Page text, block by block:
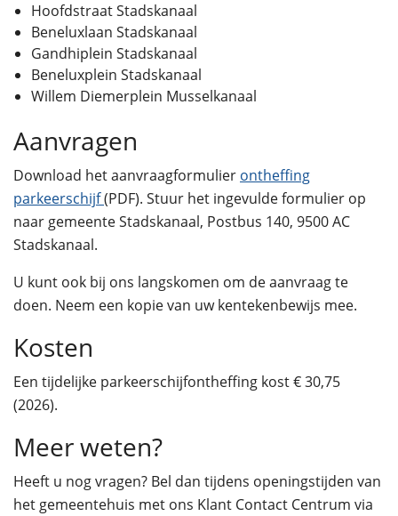
Hoofdstraat Stadskanaal
Beneluxlaan Stadskanaal
Gandhiplein Stadskanaal
Beneluxplein Stadskanaal
Willem Diemerplein Musselkanaal
Aanvragen
Download het aanvraagformulier ontheffing
parkeerschijf(PDF). Stuur het ingevulde formulier op
naar gemeente Stadskanaal, Postbus 140, 9500 AC
Stadskanaal.
U kunt ook bij ons langskomen om de aanvraag te
doen. Neem een kopie van uw kentekenbewijs mee.
Kosten
Een tijdelijke parkeerschijfontheffing kost € 30,75
(2026).
Meer weten?
Heeft u nog vragen? Bel dan tijdens openingstijden van
het gemeentehuis met ons Klant Contact Centrum via